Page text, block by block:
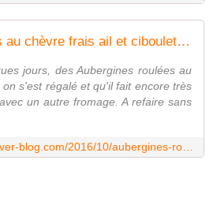
Aubergines roulées au chèvre frais ail et ciboulette - Cuisine gourmande de Carmencita
jours, des Aubergines roulées au
s'est régalé et qu'il fait encore très
un autre fromage. A refaire sans